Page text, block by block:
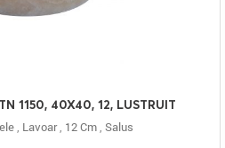
1150, 40X40, 12, LUSTRUIT
, Lavoar, 12 Cm, Salus